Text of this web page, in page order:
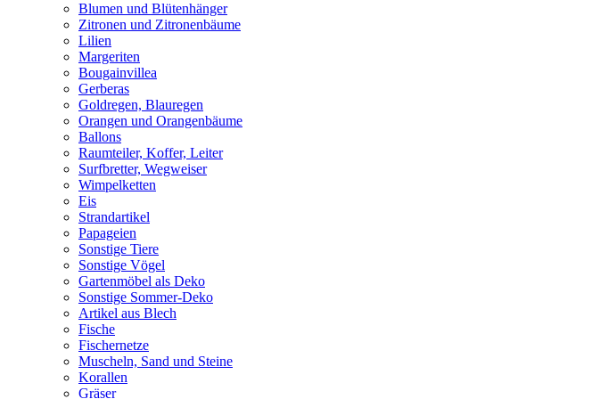
Blumen und Blütenhänger
Zitronen und Zitronenbäume
Lilien
Margeriten
Bougainvillea
Gerberas
Goldregen, Blauregen
Orangen und Orangenbäume
Ballons
Raumteiler, Koffer, Leiter
Surfbretter, Wegweiser
Wimpelketten
Eis
Strandartikel
Papageien
Sonstige Tiere
Sonstige Vögel
Gartenmöbel als Deko
Sonstige Sommer-Deko
Artikel aus Blech
Fische
Fischernetze
Muscheln, Sand und Steine
Korallen
Gräser